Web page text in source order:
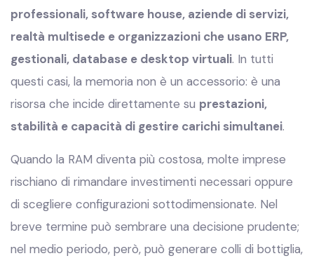
professionali, software house, aziende di servizi,
realtà multisede e organizzazioni che usano ERP,
gestionali, database e desktop virtuali. In tutti
questi casi, la memoria non è un accessorio: è una
risorsa che incide direttamente su prestazioni,
stabilità e capacità di gestire carichi simultanei.
Quando la RAM diventa più costosa, molte imprese
rischiano di rimandare investimenti necessari oppure
di scegliere configurazioni sottodimensionate. Nel
breve termine può sembrare una decisione prudente;
nel medio periodo, però, può generare colli di bottiglia,